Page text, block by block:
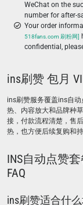
WeChat on the
number for after-
Your order
518fans.com 刷粉网]
confidential,
ins刷赞 包月
ins刷赞服务覆盖ins自
热、内容放大和品牌种
接，付款流程清楚，售
热，也方便后续复购和
INS自动点赞
FAQ
ins刷赞适合什